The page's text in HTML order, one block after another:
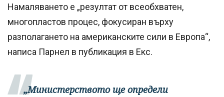
Намаляването е „резултат от всеобхватен,
многопластов процес, фокусиран върху
разполагането на американските сили в Европа“,
написа Парнел в публикация в Екс.
„Министерството ще определи